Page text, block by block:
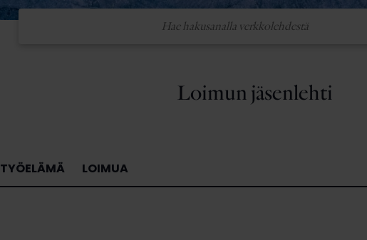
Loimun jäsenlehti
TYÖELÄMÄ LOIMUA